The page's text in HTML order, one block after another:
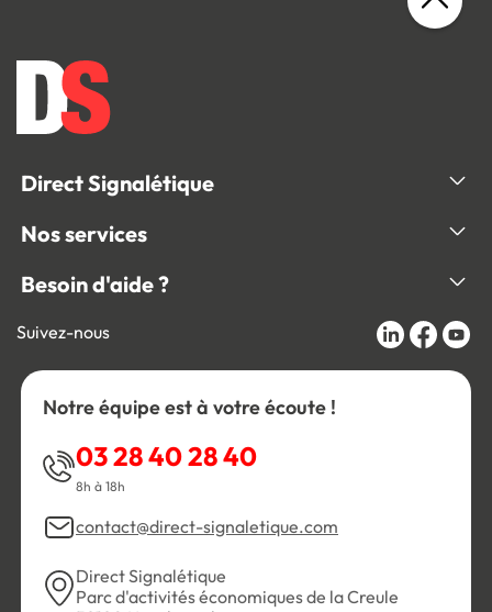
Direct Signalétique
Nos services
Besoin d'aide ?
Suivez-nous
Notre équipe est à votre écoute !
03 28 40 28 40
8h à 18h
contact@direct-signaletique.com
Direct Signalétique
Parc d'activités économiques de la Creule